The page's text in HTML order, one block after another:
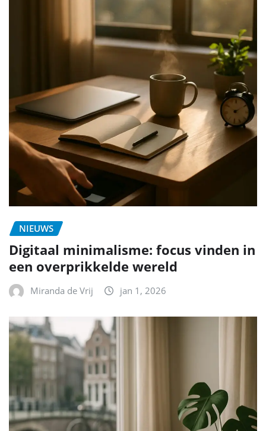
NIEUWS
Digitaal minimalisme: focus vinden in
een overprikkelde wereld
Miranda de Vrij jan 1, 2026